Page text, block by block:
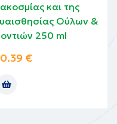
και της
Ούλων &
250 ml
€